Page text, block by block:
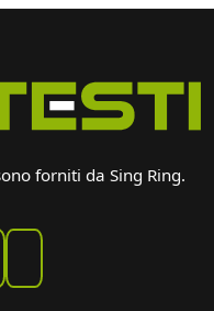
forniti da Sing Ring.